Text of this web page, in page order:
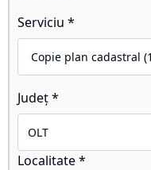
Serviciu *
Județ *
Localitate *